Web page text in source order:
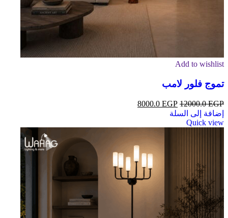
Add to wishlist
تموج فلور لامب
12000.0EGP
8000.0 EGP
إضافة إلى السلة
Quick view